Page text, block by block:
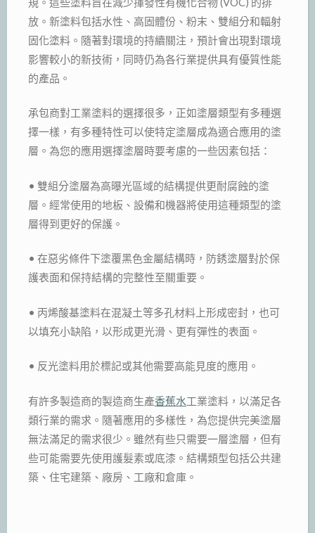
放。新塗料包括水性、高固體份、粉末、雙組分和輻射
固化塗料。隨著對環境的持續關注，預計會出現對環境
影響較小的新技術，同時仍為各行業提供具有優質性能
的產品。
承包商對工業塗料的選擇很多，正如塗層類型有多種選
擇一樣，有多種特性可以使特定塗層成為適合應用的塗
層。為您的應用選擇塗層時要考慮的一些因素包括：
• 雙組分塗層為高曝光區域的結構提供更耐腐蝕的塗
層。經常使用的地板、設備和機器將使用這種類型的塗
層得到更好的保護。
• 在惡劣條件下塗覆黑色金屬結構時，防銹塗層對於保
護表面和保持結構的完整性至關重要。
• 丙烯酸基塗料在混凝土等多孔材料上形成密封，也可
以填充小缺陷，以形成更光滑、更有彈性的表面。
• 反光塗料用於標記或其他需要高能見度的應用。
有許多製造商的製造商生產香蕉水工業塗料，以滿足各
類行業的需求。隨著應用的多樣性，為您提供完美塗層
無法滿足的需求很少。雖然有些只需要一層塗層，但有
些可能需要先使用護髮素或底漆。結構類型包括公共建
築、住宅建築、廠房、工廠和倉庫。